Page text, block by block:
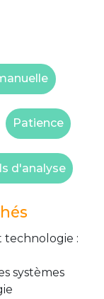
Patience
d'analyse
technologie :
systèmes